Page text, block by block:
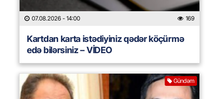
07.08.2026 - 14:00 169
Kartdan karta istədiyiniz qədər köçürmə
edə bilərsiniz – VİDEO
Gündəm